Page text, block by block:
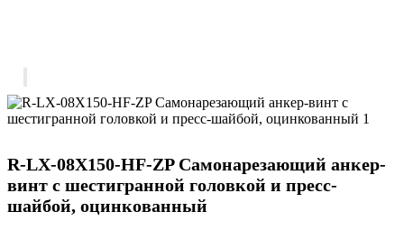
R-LX-08X150-HF-ZP Самонарезающий анкер-
винт с шестигранной головкой и пресс-
шайбой, оцинкованный